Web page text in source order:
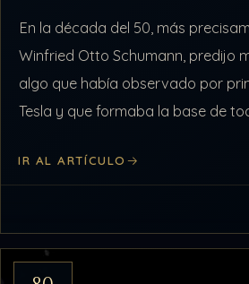
En la década del 50, más
Winfried Otto Schumann, predijo
algo que había observado por
Tesla y que formaba la base de
IR AL ARTÍCULO